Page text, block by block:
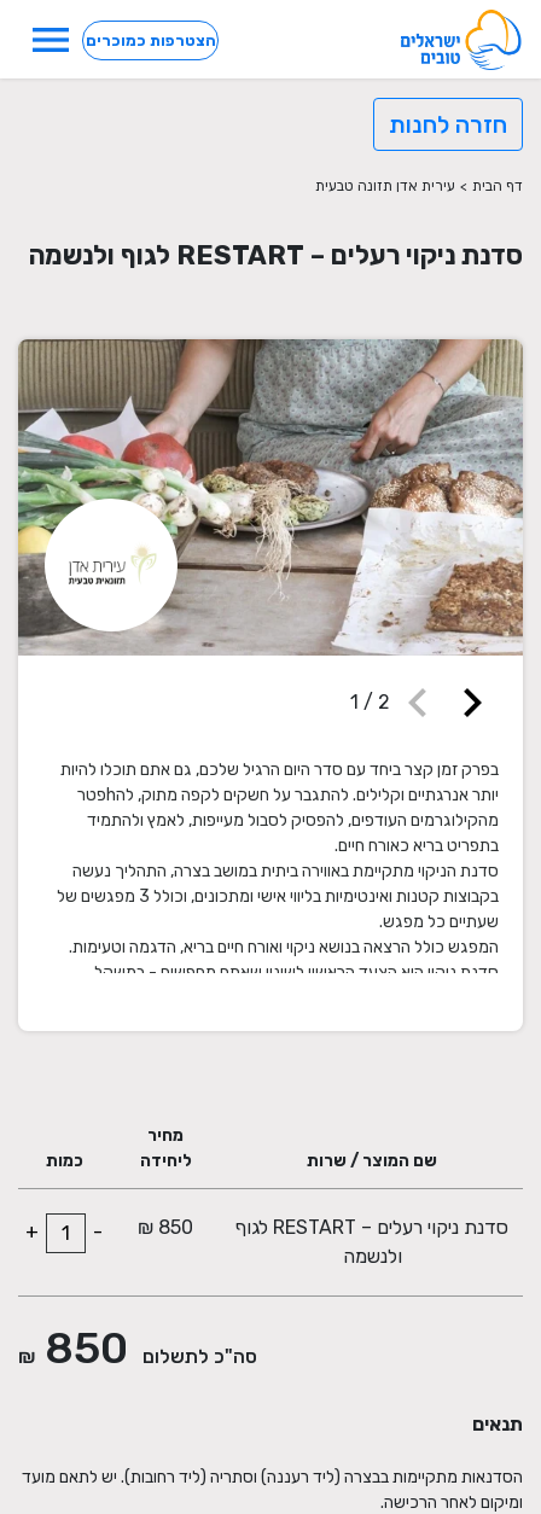
הצטרפות כמוכרים menu
חזרה לחנות
דף הבית > עירית אדן תזונה טבעית
סדנת ניקוי רעלים – RESTART לגוף ולנשמה
chevron_right
chevron_left
1 / 2
בפרק זמן קצר ביחד עם סדר היום הרגיל שלכם, גם אתם תוכלו להיות
יותר אנרגתיים וקלילים. להתגבר על חשקים לקפה מתוק, להhפטר
מהקילוגרמים העודפים, להפסיק לסבול מעייפות, לאמץ ולהתמיד
סדנת הניקוי מתקיימת באווירה ביתית במושב בצרה, התהליך נעשה
בקבוצות קטנות ואינטימיות בליווי אישי ומתכונים, וכולל 3 מפגשים של
סדנת ניקוי היא הצעד הראשון לשינוי שאתם מחפשים - במשקל,
שם המוצר / שרות
מחיר
ליחידה
כמות
סדנת ניקוי רעלים – RESTART לגוף
ולנשמה
850 ₪
-
+
סה"כ לתשלום 850
₪
תנאים
הסדנאות מתקיימות בבצרה (ליד רעננה) וסתריה (ליד רחובות). יש לתאם מועד
ומיקום לאחר הרכישה.